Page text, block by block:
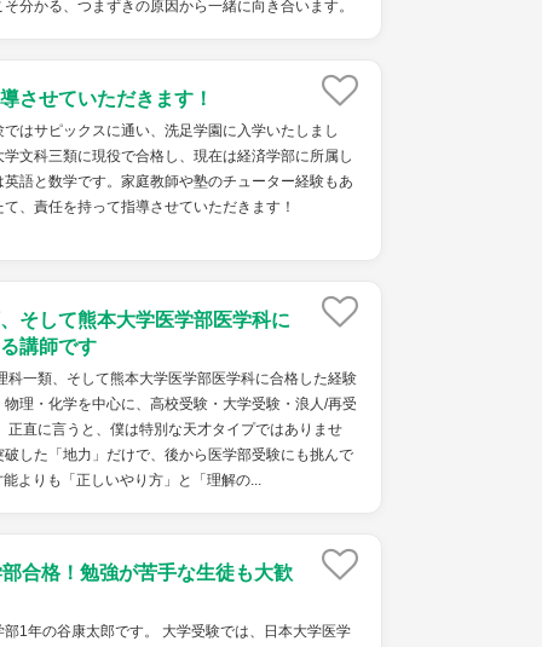
分かる、つまずきの原因から一緒に向き合います。
させていただきます！
はサピックスに通い、洗足学園に入学いたしまし
文科三類に現役で合格し、現在は経済学部に所属し
語と数学です。家庭教師や塾のチューター経験もあ
、責任を持って指導させていただきます！
そして熊本大学医学部医学科に
講師です
科一類、そして熊本大学医学部医学科に合格した経験
理・化学を中心に、高校受験・大学受験・浪人/再受
正直に言うと、僕は特別な天才タイプではありませ
した「地力」だけで、後から医学部受験にも挑んで
よりも「正しいやり方」と「理解の...
合格！勉強が苦手な生徒も大歓
1年の谷康太郎です。 大学受験では、日本大学医学